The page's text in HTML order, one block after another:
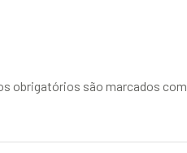
obrigatórios são marcados com